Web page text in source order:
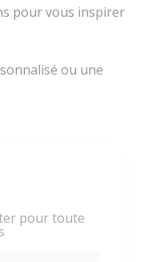
pour vous inspirer
ou une
pour toute